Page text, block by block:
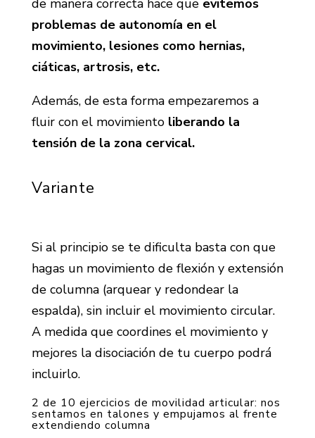
de manera correcta hace que evitemos
problemas de autonomía en el
movimiento, lesiones como hernias,
ciáticas, artrosis, etc.
Además, de esta forma empezaremos a
fluir con el movimiento liberando la
tensión de la zona cervical.
Variante
Si al principio se te dificulta basta con que
hagas un movimiento de flexión y extensión
de columna (arquear y redondear la
espalda), sin incluir el movimiento circular.
A medida que coordines el movimiento y
mejores la disociación de tu cuerpo podrá
incluirlo.
2 de 10 ejercicios de movilidad articular: nos
sentamos en talones y empujamos al frente
extendiendo columna